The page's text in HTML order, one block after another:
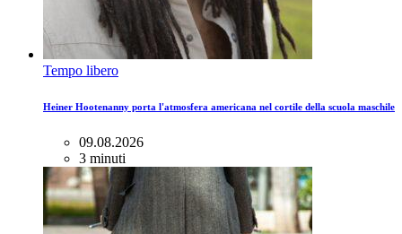
Tempo libero
Heiner Hootenanny porta l'atmosfera americana nel cortile della scuola maschile
09.08.2026
3 minuti